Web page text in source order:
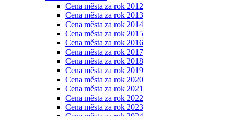
Cena města za rok 2012
Cena města za rok 2013
Cena města za rok 2014
Cena města za rok 2015
Cena města za rok 2016
Cena města za rok 2017
Cena města za rok 2018
Cena města za rok 2019
Cena města za rok 2020
Cena města za rok 2021
Cena města za rok 2022
Cena města za rok 2023